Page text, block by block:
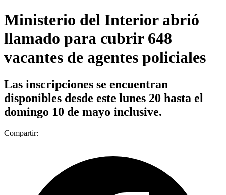
Ministerio del Interior abrió
llamado para cubrir 648
vacantes de agentes policiales
Las inscripciones se encuentran
disponibles desde este lunes 20 hasta el
domingo 10 de mayo inclusive.
Compartir: